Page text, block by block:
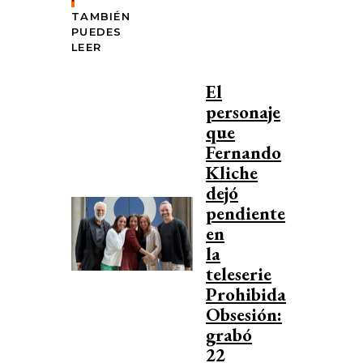
TAMBIÉN
PUEDES
LEER
El
personaje
que
Fernando
Kliche
dejó
pendiente
en
la
teleserie
Prohibida
Obsesión:
grabó
22